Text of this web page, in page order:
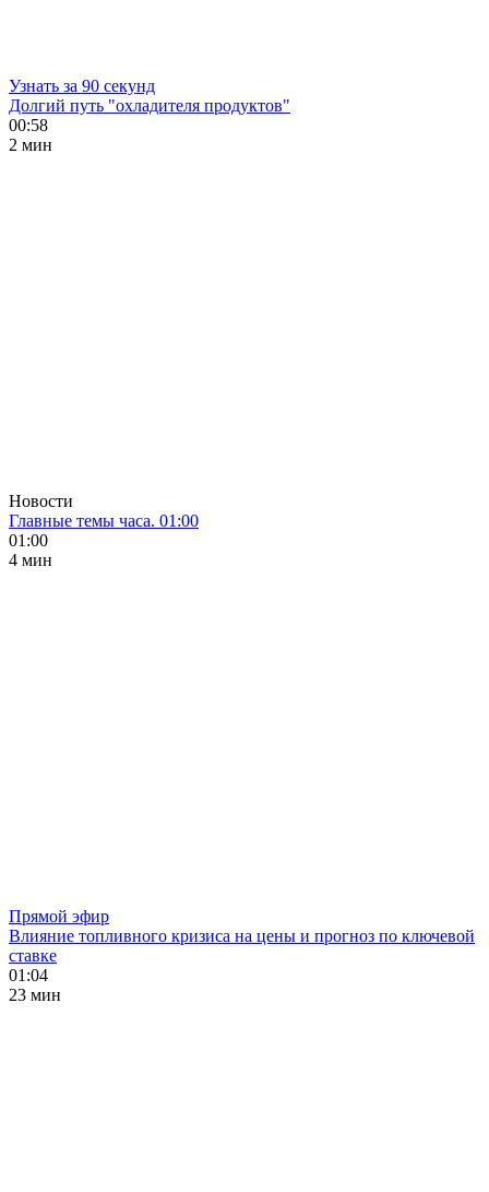
Узнать за 90 секунд
Долгий путь "охладителя продуктов"
00:58
2 мин
Новости
Главные темы часа. 01:00
01:00
4 мин
Прямой эфир
Влияние топливного кризиса на цены и прогноз по ключевой
ставке
01:04
23 мин